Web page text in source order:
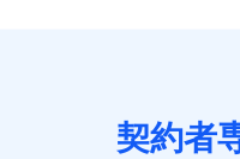
険契約に関する情報
者の氏名、住所、生
契約者